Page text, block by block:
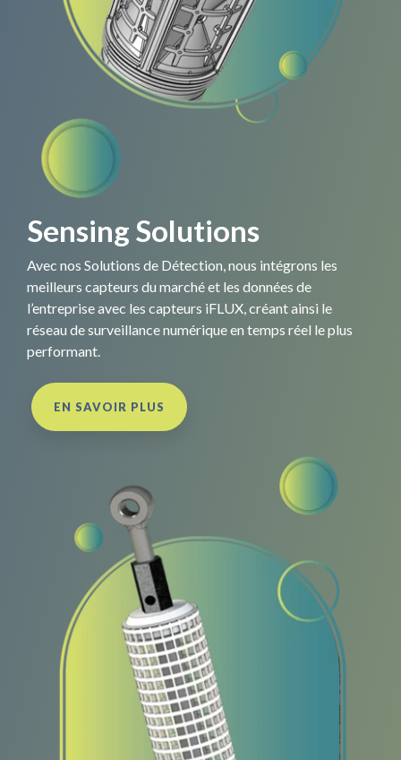
Sensing Solutions
Avec nos Solutions de Détection, nous intégrons les
meilleurs capteurs du marché et les données de
l’entreprise avec les capteurs iFLUX, créant ainsi le
réseau de surveillance numérique en temps réel le plus
performant.
EN SAVOIR PLUS